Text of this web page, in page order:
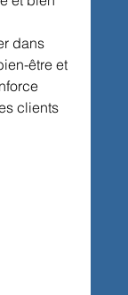
dans
être et
clients